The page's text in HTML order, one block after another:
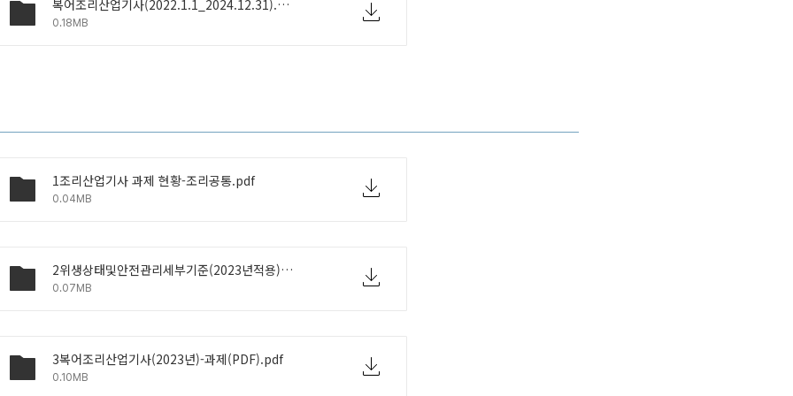
복어조리산업기사(2022.1.1_2024.12.31).pdf
0.18MB
1조리산업기사 과제 현황-조리공통.pdf
0.04MB
2위생상태및안전관리세부기준(2023년적용)-조리공통.pdf
0.07MB
3복어조리산업기사(2023년)-과제(PDF).pdf
0.10MB